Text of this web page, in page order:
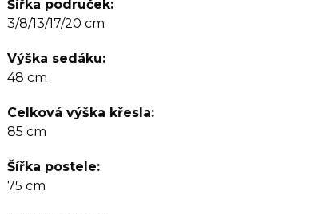
Šířka područek
3/8/13/17/20 cm
Výška sedáku
48 cm
Celková výška křesla
85 cm
Šířka postele
75 cm